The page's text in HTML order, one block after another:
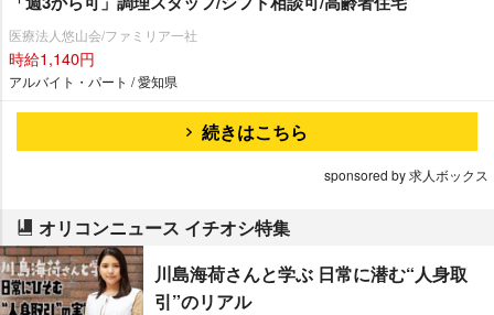
医療法人悠山会/ファミリア一社
時給1,140円
アルバイト・パート / 愛知県
続きはこちら
sponsored by 求人ボックス
オリコンニュース イチオシ特集
川島海荷さんと学ぶ 日常に潜む“人身取
引”のリアル